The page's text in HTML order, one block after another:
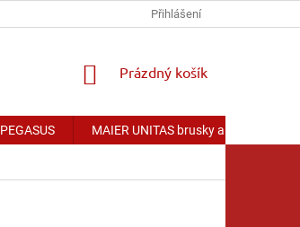
Přihlášení
NÁKUPNÍ
Prázdný košík
PEGASUS MAIER UNITAS brusky a příslušenství